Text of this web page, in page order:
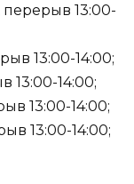
13:00-
13:00-14:00;
13:00-14:00;
13:00-14:00;
13:00-14:00;